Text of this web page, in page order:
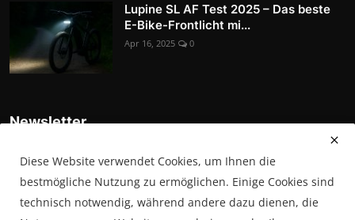
Lupine SL AF Test 2025 – Das beste
E-Bike-Frontlicht mi...
Apr 16, 2025 0
Newsletter
neuesten Nachrichten, Updates und Sonderangebote direkt in
Ihrem Posteingang zu erhalten
Diese Website verwendet Cookies, um Ihnen die
bestmögliche Nutzung zu ermöglichen. Einige Cookies sind
technisch notwendig, während andere dazu dienen, die